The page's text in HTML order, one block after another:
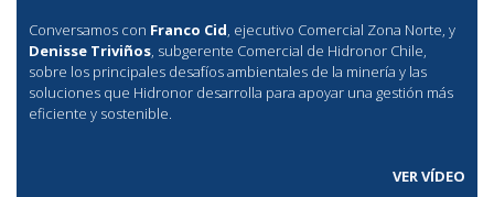
Conversamos con Franco Cid, ejecutivo Comercial Zona Norte, y
Denisse Triviños, subgerente Comercial de Hidronor Chile,
sobre los principales desafíos ambientales de la minería y las
soluciones que Hidronor desarrolla para apoyar una gestión más
eficiente y sostenible.
VER VÍDEO